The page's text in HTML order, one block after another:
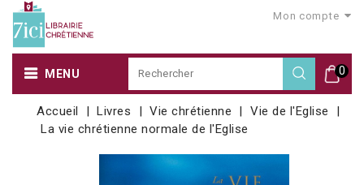
Mon compte
0
MENU
Accueil Livres Vie chrétienne
Vie de l'Eglise
La vie chrétienne normale de l'Eglise